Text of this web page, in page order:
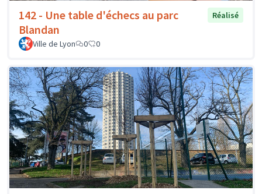
142 - Une table d'échecs au parc
Blandan
Réalisé
Ville de Lyon 0 0